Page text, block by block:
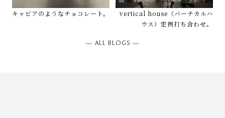
キャビアのようなチョコレート。
vertical house（バーチカルハ
ウス）定例打ち合わせ。
― ALL BLOGS ―